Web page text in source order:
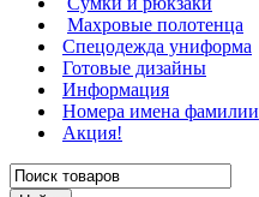
Махровые полотенца
Cпецодежда униформа
Готовые дизайны
Информация
Номера имена фамилии
Акция!